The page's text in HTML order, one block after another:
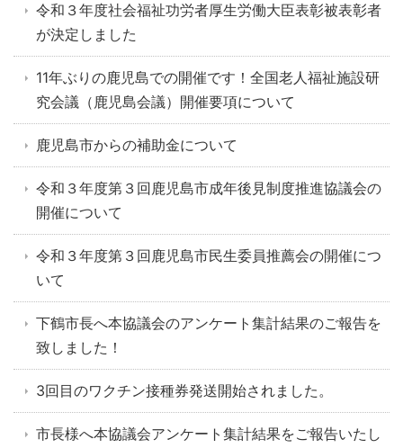
令和３年度社会福祉功労者厚生労働大臣表彰被表彰者
が決定しました
11年ぶりの鹿児島での開催です！全国老人福祉施設研
究会議（鹿児島会議）開催要項について
鹿児島市からの補助金について
令和３年度第３回鹿児島市成年後見制度推進協議会の
開催について
令和３年度第３回鹿児島市民生委員推薦会の開催につ
いて
下鶴市長へ本協議会のアンケート集計結果のご報告を
致しました！
3回目のワクチン接種券発送開始されました。
市長様へ本協議会アンケート集計結果をご報告いたし